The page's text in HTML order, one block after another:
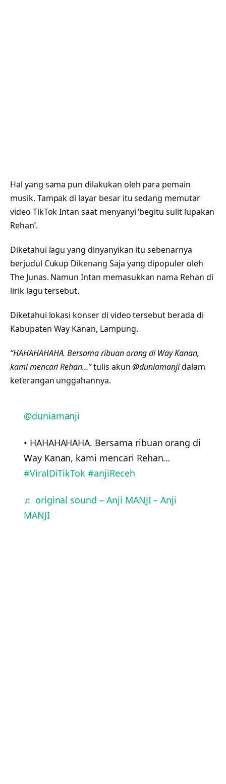
Hal yang sama pun dilakukan oleh para pemain
musik. Tampak di layar besar itu sedang memutar
video TikTok Intan saat menyanyi ‘begitu sulit lupakan
Rehan’.
Diketahui lagu yang dinyanyikan itu sebenarnya
berjudul Cukup Dikenang Saja yang dipopuler oleh
The Junas. Namun Intan memasukkan nama Rehan di
lirik lagu tersebut.
Diketahui lokasi konser di video tersebut berada di
Kabupaten Way Kanan, Lampung.
“HAHAHAHAHA. Bersama ribuan orang di Way Kanan,
kami mencari Rehan…”tulis akun@duniamanjidalam
keterangan unggahannya.
@duniamanji
• HAHAHAHAHA. Bersama ribuan orang di
Way Kanan, kami mencari Rehan…
#ViralDiTikTok #anjiReceh
♬ original sound – Anji MANJI – Anji
MANJI